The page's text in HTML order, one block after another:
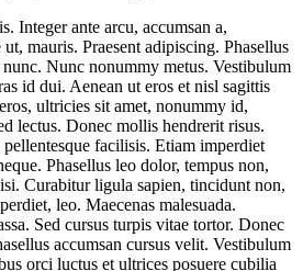
Integer ante arcu, accumsan a,
ut, mauris. Praesent adipiscing. Phasellus
Nunc nonummy metus. Vestibulum
id dui. Aenean ut eros et nisl sagittis
ultricies sit amet, nonummy id,
lectus. Donec mollis hendrerit risus.
facilisis. Etiam imperdiet
Phasellus leo dolor, tempus non,
Curabitur ligula sapien, tincidunt non,
leo. Maecenas malesuada.
Sed cursus turpis vitae tortor. Donec
accumsan cursus velit. Vestibulum
orci luctus et ultrices posuere cubilia